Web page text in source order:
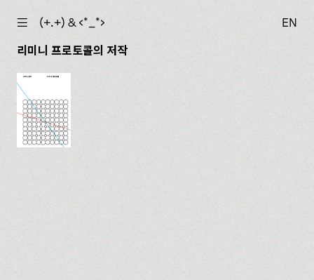
☰ (+.+) & ‹*_*›
EN
리미니 프로토콜의 저작